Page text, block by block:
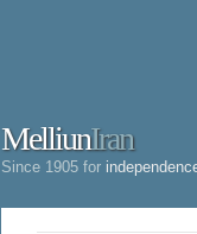
MelliunIran
Since 1905 for